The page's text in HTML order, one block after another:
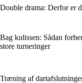
Double drama: Derfor er
Bag kulissen: Sådan
store turneringer
Træning af